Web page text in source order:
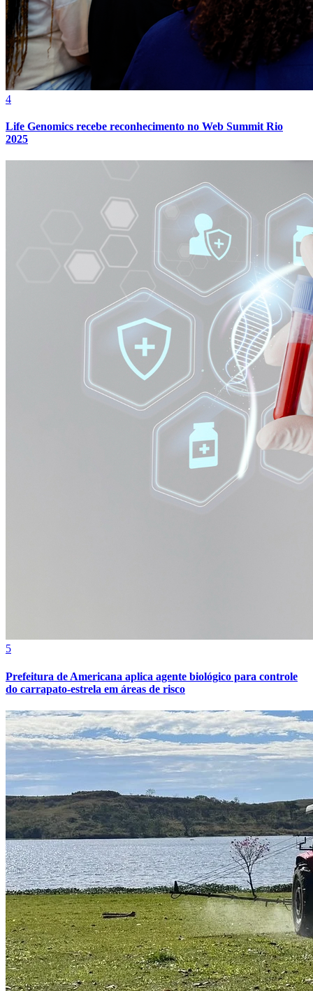
Cruzeiro
Fortaleza
4
Life Genomics recebe reconhecimento no Web Summit Rio
2025
5
Prefeitura de Americana aplica agente biológico para controle
do carrapato-estrela em áreas de risco